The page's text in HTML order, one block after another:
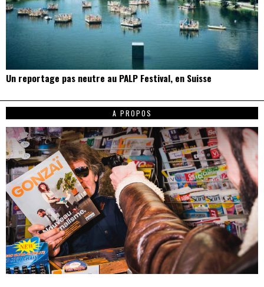
Un reportage pas neutre au PALP Festival, en Suisse
A PROPOS